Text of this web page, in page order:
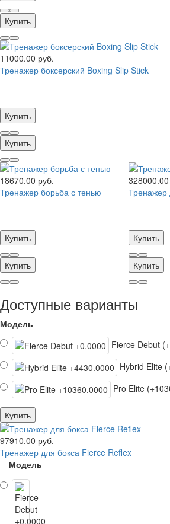
Купить
11000.00 руб.
Тренажер боксерский Boxing Slip Stick
Купить
Купить
18670.00 руб.
Тренажер борьба с тенью
Купить
Купить
Тренажер
Купить
Купить
Доступные варианты
Модель
Fierce Debut
Hybrid Elite
Pro Elite
Купить
97910.00 руб.
Тренажер для бокса Fierce Reflex
Модель